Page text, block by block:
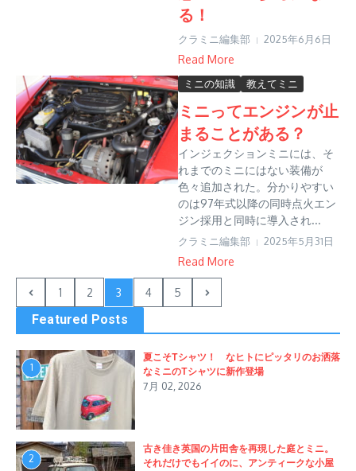
る！
クラミニ編集部 2025年6月6日
Read More
ミニの知識 教えてミニ
ミニってエンジンが止
まることがある？
インジェクションミニには、そ
れまでのミニにはない装備が
色々追加された。分かりやすい
のは97年式以降の同時点火エン
ジン採用と同時に導入され...
クラミニ編集部 2025年5月31日
Read More
1 2 3 4 5
Featured Posts
1
夏こそTシャツ！ なヒトにピッタリのお洒落
なミニのTシャツに新作登場
7月 02, 2026
2
古き佳き英国の片田舎を再現した庭とミニ。
それだけでもイイのに、アンティークな小屋